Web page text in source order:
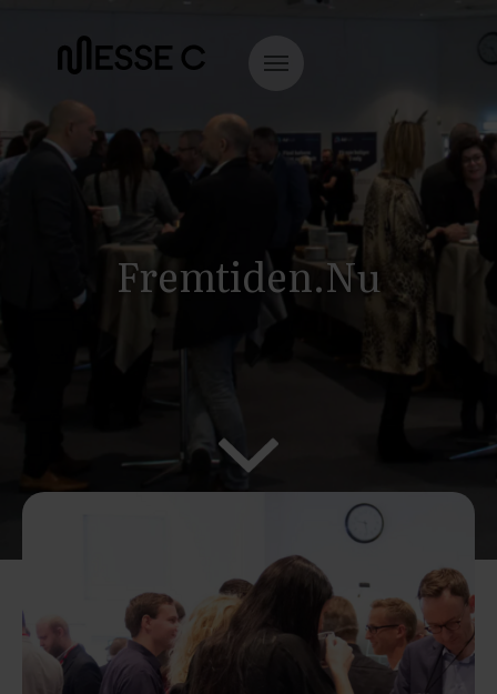
Fremtiden.Nu